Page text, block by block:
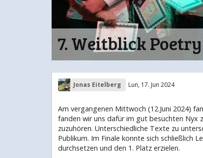
7. Weitblick
Jonas Eitelberg Lun, 17. Jun 2024
Am vergangenen Mittwoch (12.Juni 2024)
fanden wir uns dafür im gut besuchten Nyx
zuzuhören. Unterschiedliche Texte zu
Publikum. Im Finale konnte sich schließlich
durchsetzen und den 1. Platz erzielen.